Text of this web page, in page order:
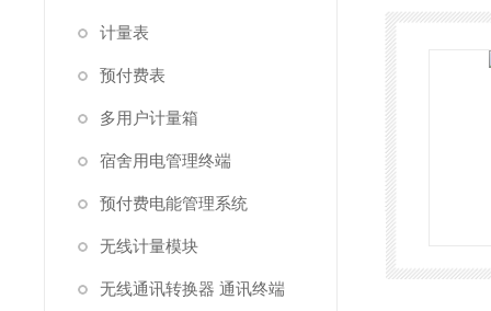
计量表
预付费表
多用户计量箱
宿舍用电管理终端
预付费电能管理系统
无线计量模块
无线通讯转换器 通讯终端